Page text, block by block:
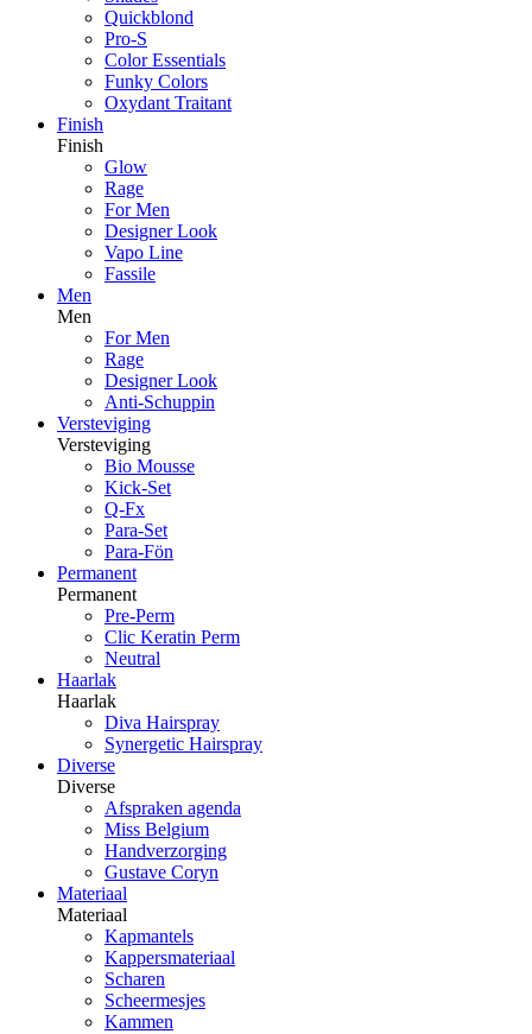
Quickblond
Pro-S
Color Essentials
Funky Colors
Oxydant Traitant
Finish
Finish
Glow
Rage
For Men
Designer Look
Vapo Line
Fassile
Men
Men
For Men
Rage
Designer Look
Anti-Schuppin
Versteviging
Versteviging
Bio Mousse
Kick-Set
Q-Fx
Para-Set
Para-Fön
Permanent
Permanent
Pre-Perm
Clic Keratin Perm
Neutral
Haarlak
Haarlak
Diva Hairspray
Synergetic Hairspray
Diverse
Diverse
Afspraken agenda
Miss Belgium
Handverzorging
Gustave Coryn
Materiaal
Materiaal
Kapmantels
Kappersmateriaal
Scharen
Scheermesjes
Kammen